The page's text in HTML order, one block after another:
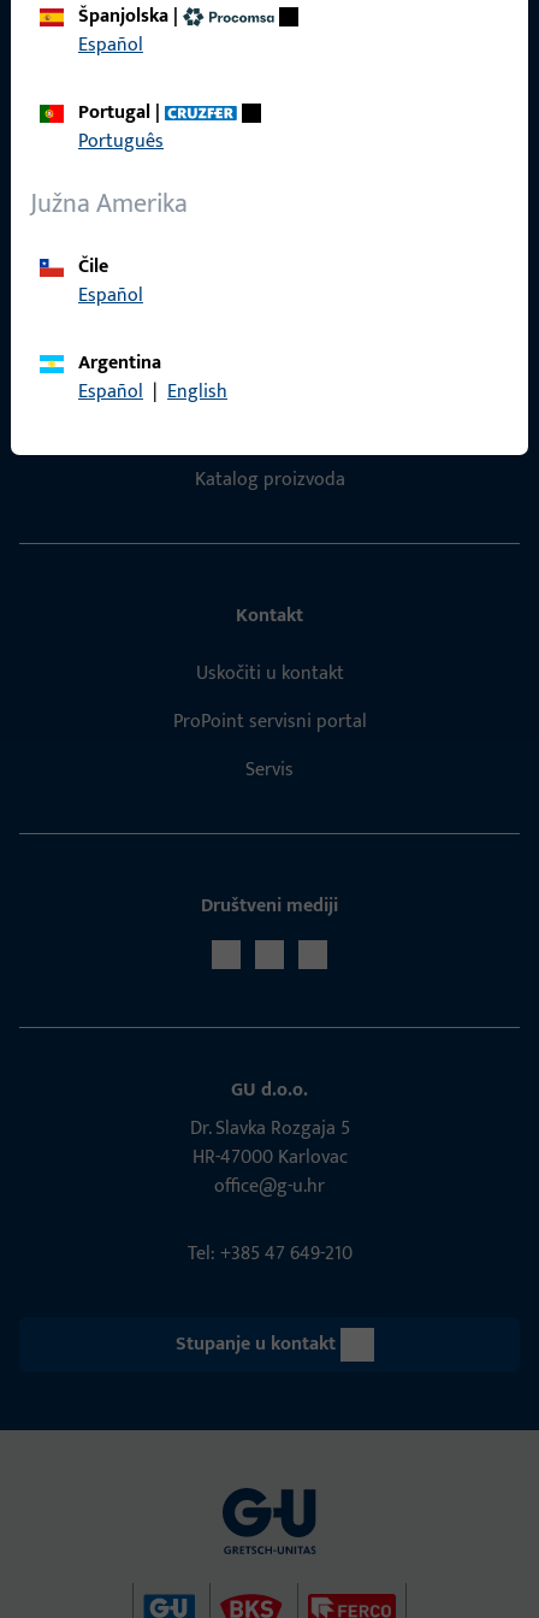
Španjolska|
Español
Portugal|
Português
Južna Amerika
Čile
Español
Argentina
Español | English
Katalog proizvoda
Kontakt
Uskočiti u kontakt
ProPoint servisni portal
Servis
Društveni mediji
GU d.o.o.
Dr. Slavka Rozgaja 5
HR-47000 Karlovac
office@g-u.hr
Tel: +385 47 649-210
Stupanje u kontakt